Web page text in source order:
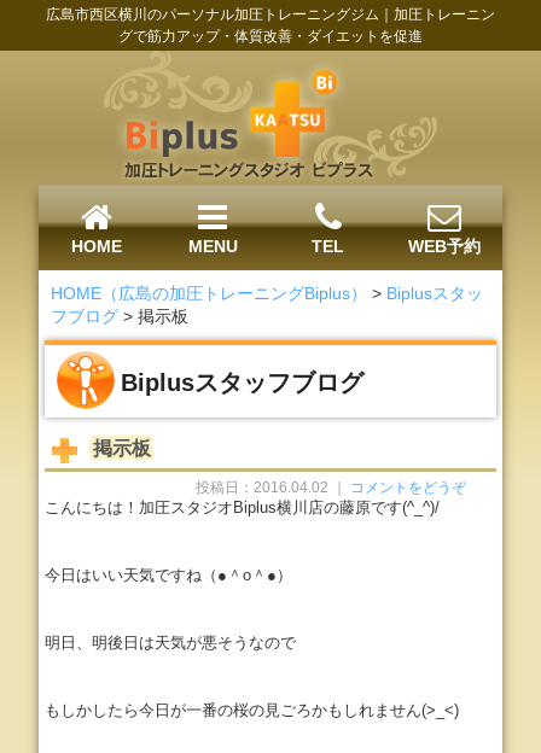
広島市西区横川のパーソナル加圧トレーニングジム｜加圧トレーニン
グで筋力アップ・体質改善・ダイエットを促進
HOME MENU TEL WEB予約
HOME（広島の加圧トレーニングBiplus） > Biplusスタッ
フブログ >掲示板
Biplusスタッフブログ
掲示板
投稿日：2016.04.02 ｜ コメントをどうぞ
こんにちは！加圧スタジオBiplus横川店の藤原です(^_^)/
今日はいい天気ですね（●＾o＾●）
明日、明後日は天気が悪そうなので
もしかしたら今日が一番の桜の見ごろかもしれません(>_<)